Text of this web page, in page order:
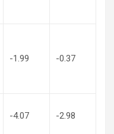
-1.99 -0.37
-4.07 -2.98